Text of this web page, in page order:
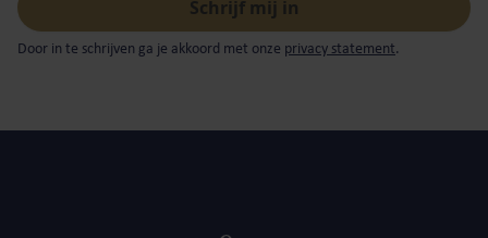
Door in te schrijven ga je akkoord met onze privacy statement.